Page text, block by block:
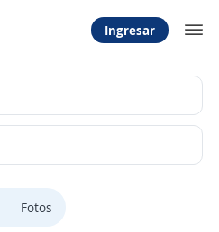
Ingresar
Fotos